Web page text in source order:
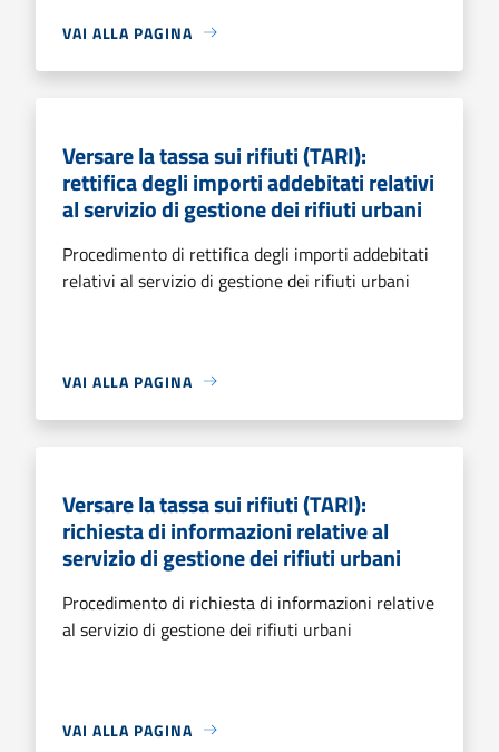
VAI ALLA PAGINA
Versare la tassa sui rifiuti (TARI):
rettifica degli importi addebitati relativi
al servizio di gestione dei rifiuti urbani
Procedimento di rettifica degli importi addebitati
relativi al servizio di gestione dei rifiuti urbani
VAI ALLA PAGINA
Versare la tassa sui rifiuti (TARI):
richiesta di informazioni relative al
servizio di gestione dei rifiuti urbani
Procedimento di richiesta di informazioni relative
al servizio di gestione dei rifiuti urbani
VAI ALLA PAGINA